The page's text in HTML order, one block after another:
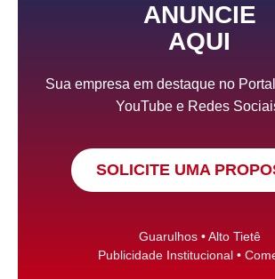
ANUNCIE
AQUI
Sua empresa em destaque no
YouTube e Redes
SOLICITE UMA
Guarulhos • Alto Tietê
Publicidade Institucional •